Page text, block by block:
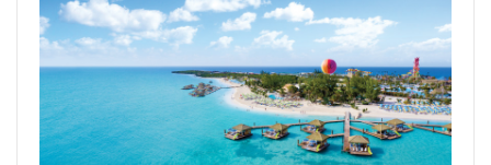
Symphony Of The Seas
Utopia Of The Seas
Vision Of The Seas
Voyager Of The Seas